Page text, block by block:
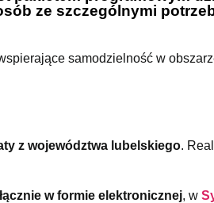
ze szczególnymi
samodzielność w
z województwa lubelskiego.
w formie elektronicznej, w